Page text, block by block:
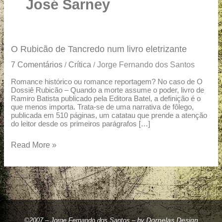
e
José Sarney
O Rubicão de Tancredo num livro eletrizante
7 Comentários / Crítica /Jorge Fernando dos Santos
Romance histórico ou romance reportagem? No caso de O
Dossiê Rubicão – Quando a morte assume o poder, livro de
Ramiro Batista publicado pela Editora Batel, a definição é o
que menos importa. Trata-se de uma narrativa de fôlego,
publicada em 510 páginas, um catatau que prende a atenção
do leitor desde os primeiros parágrafos […]
O
de
Tancredo
num
livro
eletrizante
Read More »
©2007 – Jorge Fernando dos Santos – byDornelas Design